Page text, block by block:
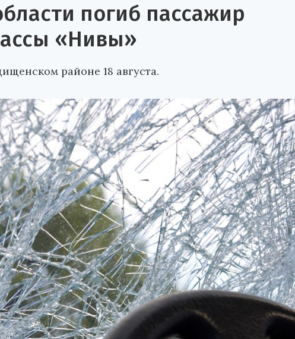
погиб пассажир
«Нивы»
районе 18 августа.